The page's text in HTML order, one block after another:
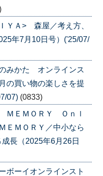
ＹＡ> 森屋／考え方、
年7月10日号）('25/07/
みかた オンラインス
の買い物の楽しさを提
07) (0833)
ＭＥＭＯＲＹ Ｏｎｌ
ＭＯＲＹ／中小なら
長（2025年6月26日
ボーイオンラインスト